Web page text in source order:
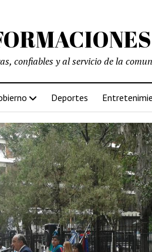
confiables y al servicio de la
Deportes